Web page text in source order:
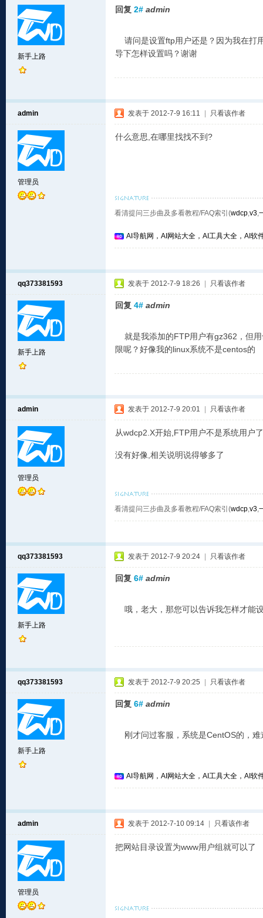
新手上路
回复 2# admin
请问是设置ftp用户还是？因为我在打
导下怎样设置吗？谢谢
admin
管理员
发表于 2012-7-9 16:11 只看该作者
什么意思,在哪里找找不到?
看清提问三步曲及多看教程/FAQ索引(wdcp,v3,
AI导航网，AI网站大全，AI工具大全，AI软
qq373381593
新手上路
发表于 2012-7-9 18:26 只看该作者
回复 4# admin
就是我添加的FTP用户有gz362，但
限呢？好像我的linux系统不是centos的
admin
管理员
发表于 2012-7-9 20:01 只看该作者
从wdcp2.X开始,FTP用户不是系统用户
没有好像,相关说明说得够多了
看清提问三步曲及多看教程/FAQ索引(wdcp,v3,
qq373381593
新手上路
发表于 2012-7-9 20:24 只看该作者
回复 6# admin
哦，老大，那您可以告诉我怎样才能
qq373381593
新手上路
发表于 2012-7-9 20:25 只看该作者
回复 6# admin
刚才问过客服，系统是CentOS的，难
AI导航网，AI网站大全，AI工具大全，AI软
admin
管理员
发表于 2012-7-10 09:14 只看该作者
把网站目录设置为www用户组就可以了